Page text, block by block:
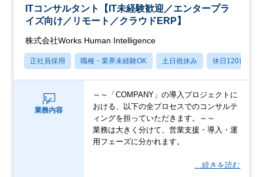
ITコンサルタント【IT未経験歓迎／エンタープラ
イズ向け／リモート／クラウドERP】
株式会社Works Human Intelligence
正社員採用 職種・業界未経験OK 土日祝休み 休日120日以上
業務内容
～～「COMPANY」の導入プロジェクトに
おける、以下の全プロセスでのコンサルテ
ィングを担っていただきます。～～
業務は大きく分けて、営業支援・導入・運
用フェーズに分かれます。
…続きを読む